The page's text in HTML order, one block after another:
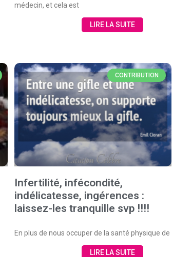
médecin, et cela est
LIRE LA SUITE
CONTRIBUTION
Infertilité, infécondité,
indélicatesse, ingérences :
laissez-les tranquille svp !!!!
En plus de nous occuper de la santé physique de
LIRE LA SUITE